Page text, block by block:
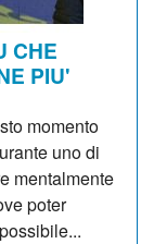
CHE
PIU'
momento
uno di
mentalmente
poter